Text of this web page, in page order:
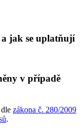
jak se uplatňují
v případě
zákona č. 280/2009
.